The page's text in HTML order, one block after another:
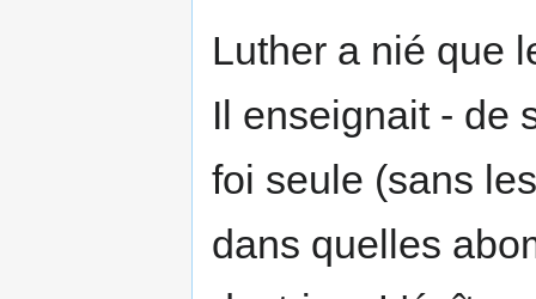
Luther a nié que
Il enseignait - de
foi seule (sans
dans quelles